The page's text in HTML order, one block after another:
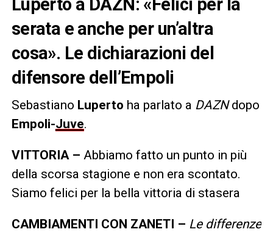
Luperto a DAZN: «Felici per la
serata e anche per un’altra
cosa». Le dichiarazioni del
difensore dell’Empoli
Sebastiano Luperto ha parlato a DAZNdopo
Empoli-Juve.
VITTORIA – Abbiamo fatto un punto in più
della scorsa stagione e non era scontato.
Siamo felici per la bella vittoria di stasera
CAMBIAMENTI CON ZANETI – Le differenze